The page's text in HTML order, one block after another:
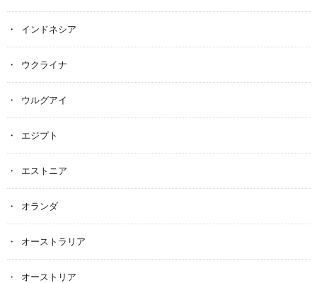
インドネシア
ウクライナ
ウルグアイ
エジプト
エストニア
オランダ
オーストラリア
オーストリア